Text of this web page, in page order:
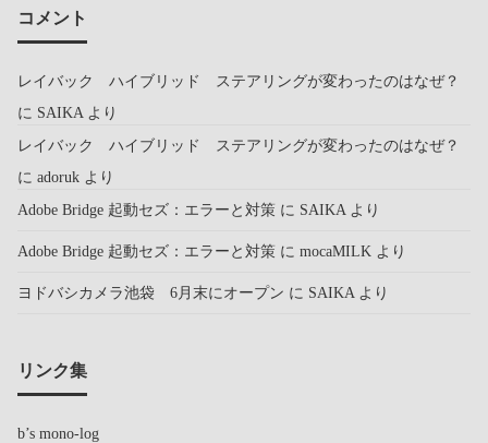
コメント
レイバック ハイブリッド ステアリングが変わったのはなぜ？
に SAIKA より
レイバック ハイブリッド ステアリングが変わったのはなぜ？
に adoruk より
Adobe Bridge 起動セズ：エラーと対策 に SAIKA より
Adobe Bridge 起動セズ：エラーと対策 に mocaMILK より
ヨドバシカメラ池袋 6月末にオープン に SAIKA より
リンク集
b’s mono-log